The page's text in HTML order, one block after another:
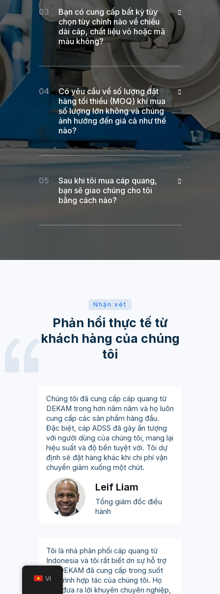
Bạn có cung cấp bất kỳ tùy
chọn tùy chỉnh nào về chiều
dài cáp, chất liệu vỏ hoặc mã
màu không?
Có yêu cầu về số lượng đặt
hàng tối thiểu (MOQ) khi mua
số lượng lớn không và chúng
ảnh hưởng đến giá cả như thế
nào?
Sau khi tôi mua cáp quang,
bạn sẽ giao chúng cho tôi
bằng cách nào?
Nhận xét
Phản hồi thực tế từ
khách hàng của chúng
tôi
Chúng tôi đã cung cấp cáp quang từ
DEKAM trong hơn năm năm và họ luôn
cung cấp các sản phẩm hàng đầu.
Đặc biệt, cáp ADSS đã gây ấn tượng
với người dùng của chúng tôi, mang lại
hiệu suất và độ bền tuyệt vời. Tôi dự
định sẽ đặt hàng khác khi chi phí vận
chuyển giảm xuống một chút.
Leif Liam
Tổng giám đốc điều
hành
Tôi là nhà phân phối cáp quang từ
Indonesia và tôi rất biết ơn sự hỗ trợ
mà DEKAM đã cung cấp trong suốt
quá trình hợp tác của chúng tôi. Họ
luôn đưa ra lời khuyên chuyên nghiệp,
VI